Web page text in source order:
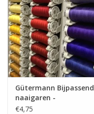
Gütermann Bijpassend
naaigaren -
Allesnaaigaren 200m
€4,75